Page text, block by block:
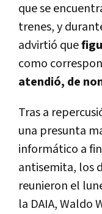
que se
trenes, y
advirtió que
como
atendió, de
Tras a
una presunta
informático a
antisemita, los
reunieron el
la DAIA, Waldo